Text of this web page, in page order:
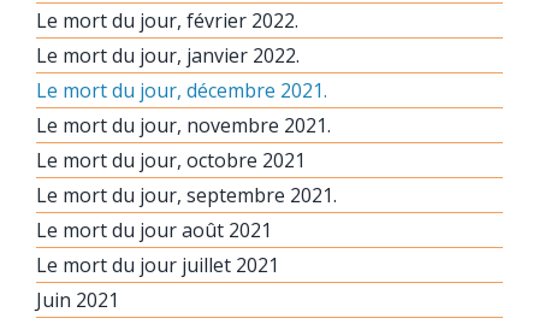
Le mort du jour, février 2022.
Le mort du jour, janvier 2022.
Le mort du jour, décembre 2021.
Le mort du jour, novembre 2021.
Le mort du jour, octobre 2021
Le mort du jour, septembre 2021.
Le mort du jour août 2021
Le mort du jour juillet 2021
Juin 2021